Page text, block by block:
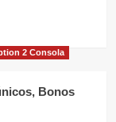
2 Consola
Bonos